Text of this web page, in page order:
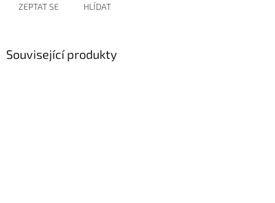
ZEPTAT SE HLÍDAT
Související produkty